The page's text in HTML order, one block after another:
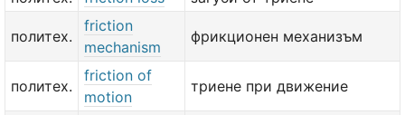
политех.
friction
mechanism
фрикционен механизъм
политех.
friction of
motion
триене при движение